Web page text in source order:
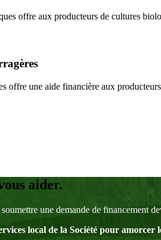
offre aux producteurs de cultures
offre une aide financière aux
aider.
une demande de financement
local de la Société pour amorcer